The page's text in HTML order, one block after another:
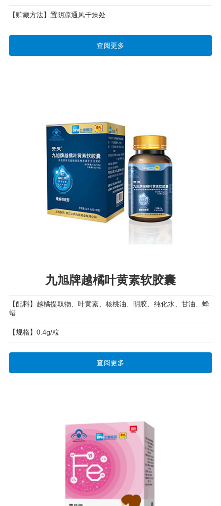
【贮藏方法】置阴凉通风干燥处
查阅更多
九旭牌越橘叶黄素软胶囊
【配料】越橘提取物、叶黄素、核桃油、明胶、纯化水、甘油、蜂
蜡
【规格】0.4g/粒
查阅更多